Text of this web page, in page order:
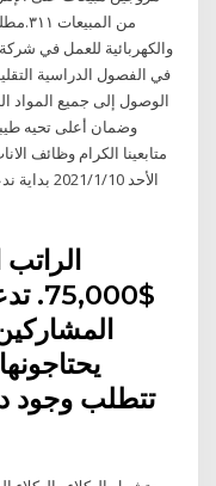
من
متابعينا الكرام وظائف
الأحد
تتطلب وجود